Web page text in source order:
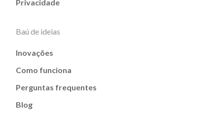
Privacidade
Baú de ideias
Inovações
Como funciona
Perguntas frequentes
Blog